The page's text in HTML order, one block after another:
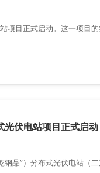
项目正式启动。这一项目
伏电站项目正式启动
品”）分布式光伏电站（